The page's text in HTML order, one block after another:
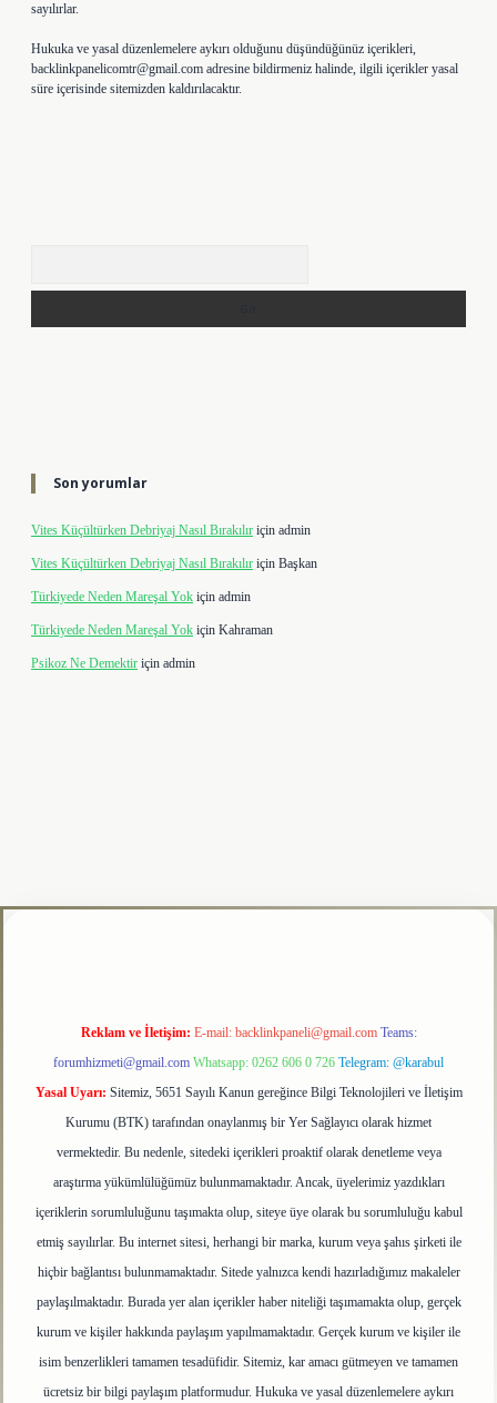
sayılırlar.
Hukuka ve yasal düzenlemelere aykırı olduğunu düşündüğünüz içerikleri,
backlinkpanelicomtr@gmail.com adresine bildirmeniz halinde, ilgili içerikler yasal
süre içerisinde sitemizden kaldırılacaktır.
Son yorumlar
Vites Küçültürken Debriyaj Nasıl Bırakılır için admin
Vites Küçültürken Debriyaj Nasıl Bırakılır için Başkan
Türkiyede Neden Mareşal Yok için admin
Türkiyede Neden Mareşal Yok için Kahraman
Psikoz Ne Demektir için admin
Reklam ve İletişim: E-mail: backlinkpaneli@gmail.com Teams:
forumhizmeti@gmail.com Whatsapp: 0262 606 0 726 Telegram: @karabul
Yasal Uyarı: Sitemiz, 5651 Sayılı Kanun gereğince Bilgi Teknolojileri ve İletişim
Kurumu (BTK) tarafından onaylanmış bir Yer Sağlayıcı olarak hizmet
vermektedir. Bu nedenle, sitedeki içerikleri proaktif olarak denetleme veya
araştırma yükümlülüğümüz bulunmamaktadır. Ancak, üyelerimiz yazdıkları
içeriklerin sorumluluğunu taşımakta olup, siteye üye olarak bu sorumluluğu kabul
etmiş sayılırlar. Bu internet sitesi, herhangi bir marka, kurum veya şahıs şirketi ile
hiçbir bağlantısı bulunmamaktadır. Sitede yalnızca kendi hazırladığımız makaleler
paylaşılmaktadır. Burada yer alan içerikler haber niteliği taşımamakta olup, gerçek
kurum ve kişiler hakkında paylaşım yapılmamaktadır. Gerçek kurum ve kişiler ile
isim benzerlikleri tamamen tesadüfidir. Sitemiz, kar amacı gütmeyen ve tamamen
ücretsiz bir bilgi paylaşım platformudur. Hukuka ve yasal düzenlemelere aykırı